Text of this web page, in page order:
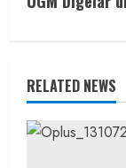
u
e
RELATED NEWS